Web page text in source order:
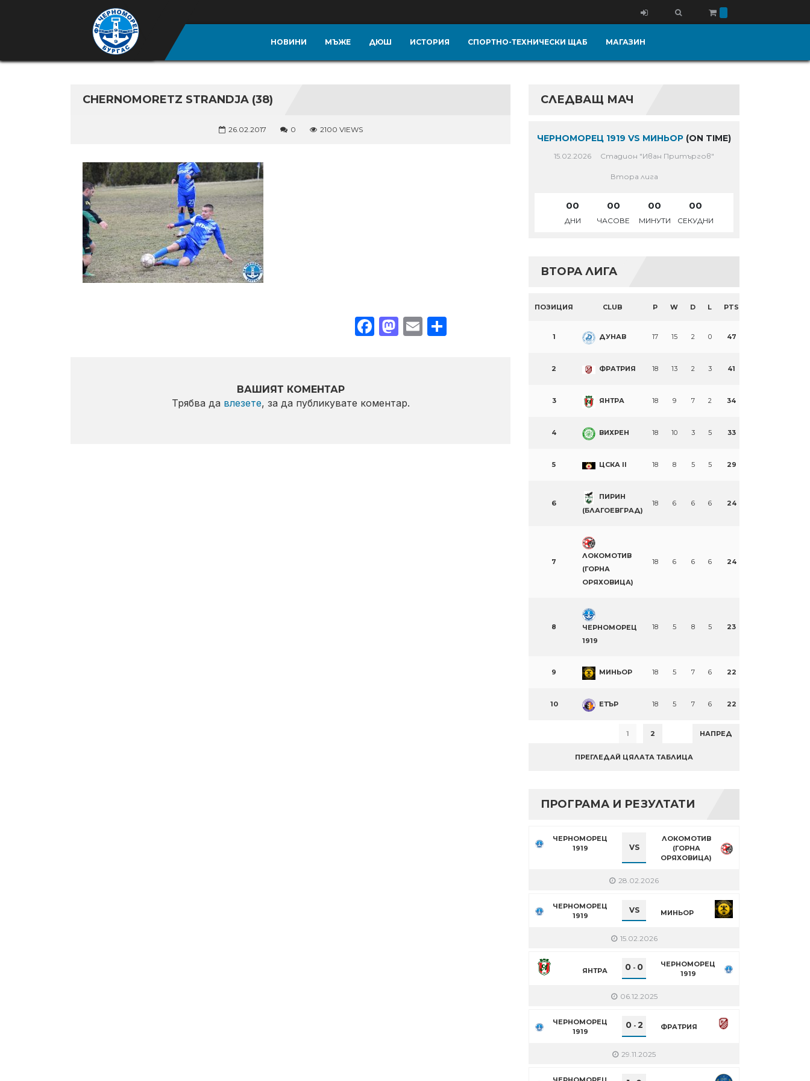
НОВИНИ МЪЖЕ ДЮШ ИСТОРИЯ СПОРТНО-ТЕХНИЧЕСКИ ЩАБ МАГАЗИН
CHERNOMORETZ STRANDJA (38)
26.02.2017 0 2100 VIEWS
Facebook
Mastodon
EmailShare
ВАШИЯТ КОМЕНТАР
Трябва да влезете, за да публикувате коментар.
СЛЕДВАЩ МАЧ
ЧЕРНОМОРЕЦ 1919 VS МИНЬОР (ON TIME)
15.02.2026 Стадион "Иван Притъргов"
Втора лига
00
ДНИ
00
ЧАСОВЕ
00
МИНУТИ
00
СЕКУДНИ
ВТОРА ЛИГА
ПОЗИЦИЯ CLUB P W D L PTS
1 ДУНАВ 17 15 2 0 47
2 ФРАТРИЯ 18 13 2 3 41
3 ЯНТРА 18 9 7 2 34
4 ВИХРЕН 18 10 3 5 33
5 ЦСКА II 18 8 5 5 29
6
ПИРИН
(БЛАГОЕВГРАД)
18 6 6 6 24
7
ЛОКОМОТИВ
(ГОРНА
ОРЯХОВИЦА)
18 6 6 6 24
8
ЧЕРНОМОРЕЦ
1919
18 5 8 5 23
9 МИНЬОР 18 5 7 6 22
10 ЕТЪР 18 5 7 6 22
1 2 НАПРЕД
ПРЕГЛЕДАЙ ЦЯЛАТА ТАБЛИЦА
ПРОГРАМА И РЕЗУЛТАТИ
ЧЕРНОМОРЕЦ
1919
VS
ЛОКОМОТИВ
(ГОРНА
ОРЯХОВИЦА)
28.02.2026
ЧЕРНОМОРЕЦ
1919
VS МИНЬОР
15.02.2026
ЯНТРА 0 - 0
ЧЕРНОМОРЕЦ
1919
06.12.2025
ЧЕРНОМОРЕЦ
1919
0- 2 ФРАТРИЯ
29.11.2025